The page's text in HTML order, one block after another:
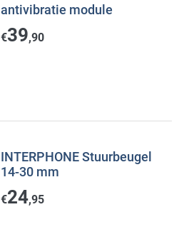
antivibratie module
€39,90
INTERPHONE Stuurbeugel
14-30 mm
€24,95